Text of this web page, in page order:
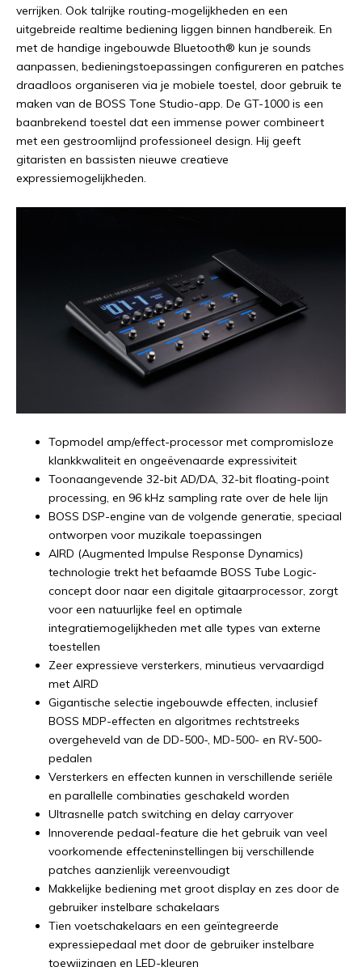
verrijken. Ook talrijke routing-mogelijkheden en een
uitgebreide realtime bediening liggen binnen handbereik. En
met de handige ingebouwde Bluetooth® kun je sounds
aanpassen, bedieningstoepassingen configureren en patches
draadloos organiseren via je mobiele toestel, door gebruik te
maken van de BOSS Tone Studio-app. De GT-1000 is een
baanbrekend toestel dat een immense power combineert
met een gestroomlijnd professioneel design. Hij geeft
gitaristen en bassisten nieuwe creatieve
expressiemogelijkheden.
Topmodel amp/effect-processor met compromisloze
klankkwaliteit en ongeëvenaarde expressiviteit
Toonaangevende 32-bit AD/DA, 32-bit floating-point
processing, en 96 kHz sampling rate over de hele lijn
BOSS DSP-engine van de volgende generatie, speciaal
ontworpen voor muzikale toepassingen
AIRD (Augmented Impulse Response Dynamics)
technologie trekt het befaamde BOSS Tube Logic-
concept door naar een digitale gitaarprocessor, zorgt
voor een natuurlijke feel en optimale
integratiemogelijkheden met alle types van externe
toestellen
Zeer expressieve versterkers, minutieus vervaardigd
met AIRD
Gigantische selectie ingebouwde effecten, inclusief
BOSS MDP-effecten en algoritmes rechtstreeks
overgeheveld van de DD-500-, MD-500- en RV-500-
pedalen
Versterkers en effecten kunnen in verschillende seriële
en parallelle combinaties geschakeld worden
Ultrasnelle patch switching en delay carryover
Innoverende pedaal-feature die het gebruik van veel
voorkomende effecteninstellingen bij verschillende
patches aanzienlijk vereenvoudigt
Makkelijke bediening met groot display en zes door de
gebruiker instelbare schakelaars
Tien voetschakelaars en een geïntegreerde
expressiepedaal met door de gebruiker instelbare
toewijzingen en LED-kleuren